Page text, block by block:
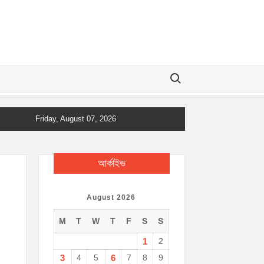
Search for:
Friday, August 07, 2026
আর্কাইভ
August 2026
M T W T F S S
1 2
3 4 5 6 7 8
9